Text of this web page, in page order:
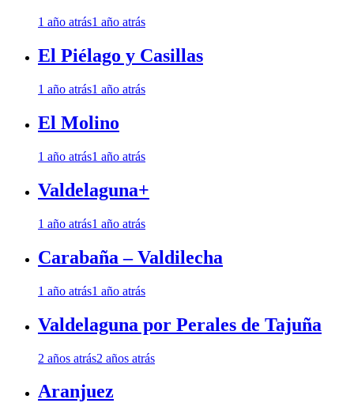
1 año atrás1 año atrás
El Piélago y Casillas
1 año atrás1 año atrás
El Molino
1 año atrás1 año atrás
Valdelaguna+
1 año atrás1 año atrás
Carabaña – Valdilecha
1 año atrás1 año atrás
Valdelaguna por Perales de Tajuña
2 años atrás2 años atrás
Aranjuez